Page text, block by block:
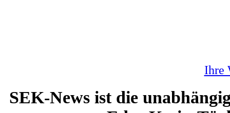
Ihre
SEK-News ist die